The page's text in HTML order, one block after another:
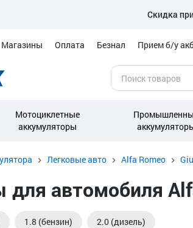
Скидка
Магазины Оплата Безнал Прием б/у
Мотоциклетные
аккумуляторы
Легковые авто Alfa Romeo
автомобиля
1.8 (бензин) 2.0 (дизель)